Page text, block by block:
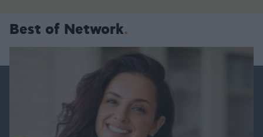
Best of Network